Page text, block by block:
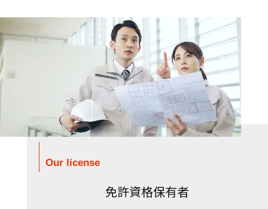
Our license
免許資格保有者